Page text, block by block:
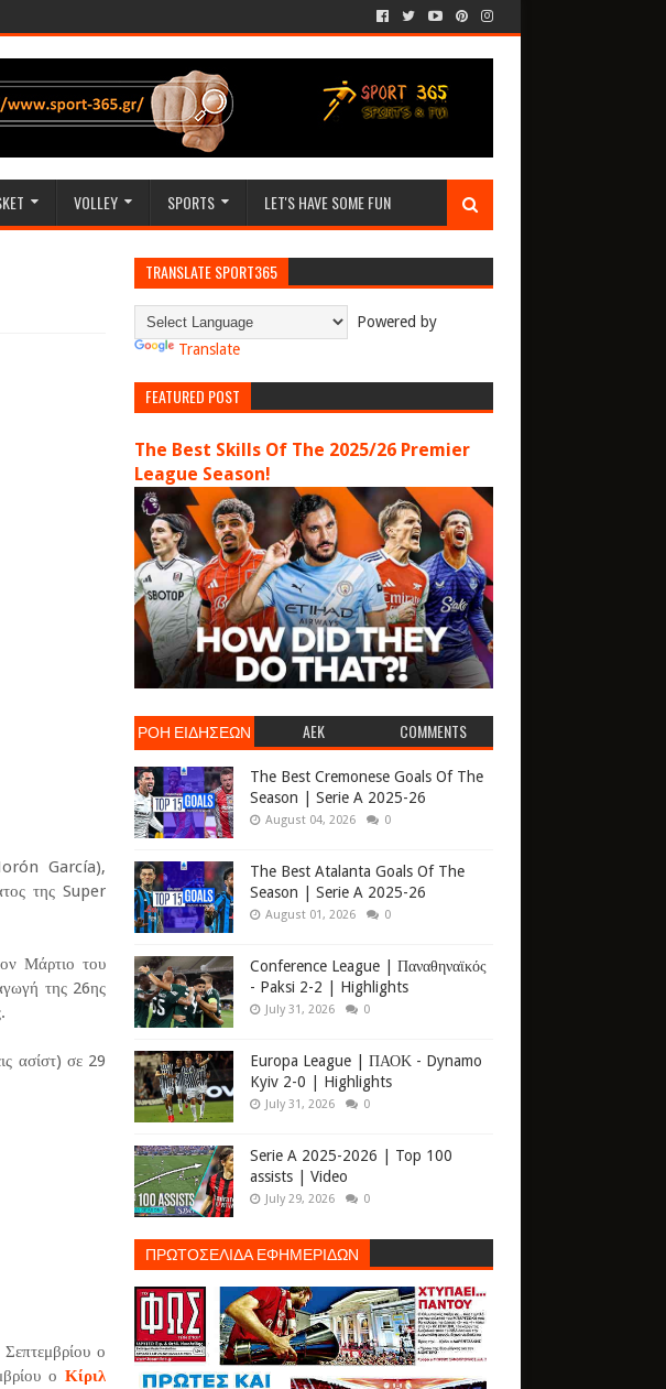
VOLLEY SPORTS LET'S HAVE SOME FUN
García),
της Super
Μάρτιο του
της 26ης
ασίστ) σε 29
ο
οΚίριλ
TRANSLATE SPORT365
Powered by
Translate
FEATURED POST
The Best Skills Of The 2025/26 Premier
League Season!
ΡΟΗ ΕΙΔΗΣΕΩΝ AEK COMMENTS
The Best Cremonese Goals Of The
Season | Serie A 2025-26
August 04, 2026 0
The Best Atalanta Goals Of The
Season | Serie A 2025-26
August 01, 2026 0
Conference League | Παναθηναϊκός
- Paksi 2-2 | Highlights
July 31, 2026 0
Europa League | ΠΑΟΚ - Dynamo
Kyiv 2-0 | Highlights
July 31, 2026 0
Serie A 2025-2026 | Top 100
assists | Video
July 29, 2026 0
ΠΡΩΤΟΣΕΛΙΔΑ ΕΦΗΜΕΡΙΔΩΝ